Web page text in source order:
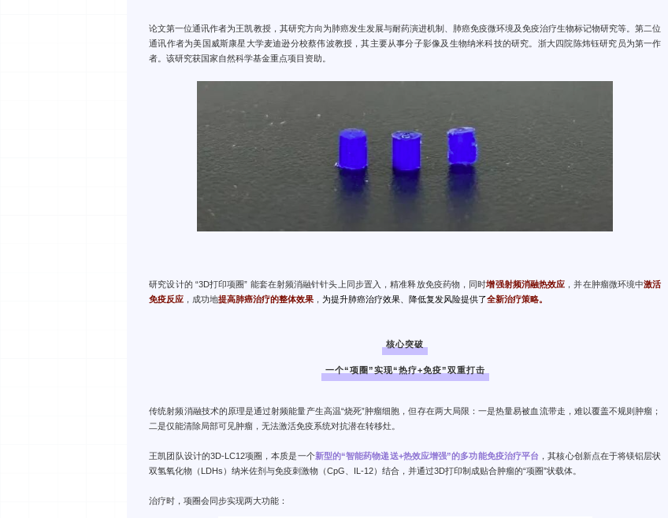
论文第一位通讯作者为王凯教授，其研究方向为肺癌发生发展与耐药演进机制、肺癌免疫微环境及免疫治疗生物标记物研究等。第二位
通讯作者为美国威斯康星大学麦迪逊分校蔡伟波教授，其主要从事分子影像及生物纳米科技的研究。浙大四院陈炜钰研究员为第一作
者。该研究获国家自然科学基金重点项目资助。
研究设计的 “3D打印项圈” 能套在射频消融针针头上同步置入，精准释放免疫药物，同时增强射频消融热效应 ，并在肿瘤微环境中激活
免疫反应 ，成功地提高肺癌治疗的整体效果 ， 为提升肺癌治疗效果、降低复发风险提供了全新治疗策略。
核心突破
一个“项圈”实现“热疗+免疫”双重打击
传统射频消融技术的原理是通过射频能量产生高温“烧死”肿瘤细胞，但存在两大局限：一是热量易被血流带走，难以覆盖不规则肿瘤；
二是仅能清除局部可见肿瘤，无法激活免疫系统对抗潜在转移灶。
王凯团队设计的3D-LC12项圈，本质是一个新型的“智能药物递送+热效应增强”的多功能免疫治疗平台 ，其核心创新点在于将镁铝层状
双氢氧化物（LDHs）纳米佐剂与免疫刺激物（CpG、IL-12）结合，并通过3D打印制成贴合肿瘤的“项圈”状载体。
治疗时，项圈会同步实现两大功能：